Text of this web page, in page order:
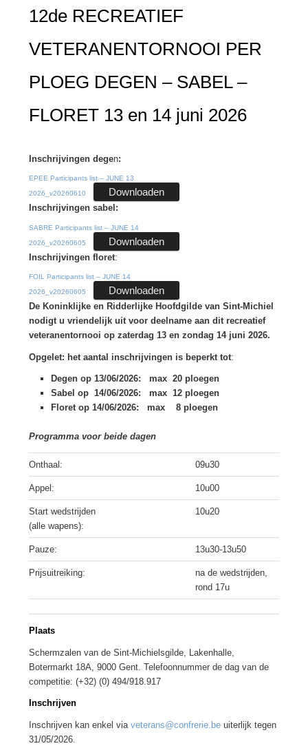
12de RECREATIEF
VETERANENTORNOOI PER
PLOEG DEGEN – SABEL –
FLORET 13 en 14 juni 2026
Inschrijvingen degen:
EPEE Participants list – JUNE 13
2026_v20260610
Downloaden
Inschrijvingen sabel:
SABRE Participants list – JUNE 14
2026_v20260605
Downloaden
Inschrijvingen floret:
FOIL Participants list – JUNE 14
2026_v20260605
Downloaden
De Koninklijke en Ridderlijke Hoofdgilde van Sint-Michiel
nodigt u vriendelijk uit voor deelname aan dit recreatief
veteranentornooi op zaterdag 13 en zondag 14 juni 2026.
Opgelet: het aantal inschrijvingen is beperkt tot:
Degen op 13/06/2026: max 20 ploegen
Sabel op 14/06/2026: max 12 ploegen
Floret op 14/06/2026: max 8 ploegen
Programma voor beide dagen
Onthaal: 09u30
Appel: 10u00
Start wedstrijden
(alle wapens):
10u20
Pauze: 13u30-13u50
Prijsuitreiking:
na de wedstrijden,
rond 17u
Plaats
Schermzalen van de Sint-Michielsgilde, Lakenhalle,
Botermarkt 18A, 9000 Gent. Telefoonnummer de dag van de
competitie: (+32) (0) 494/918.917
Inschrijven
Inschrijven kan enkel via veterans@confrerie.beuiterlijk tegen
31/05/2026.